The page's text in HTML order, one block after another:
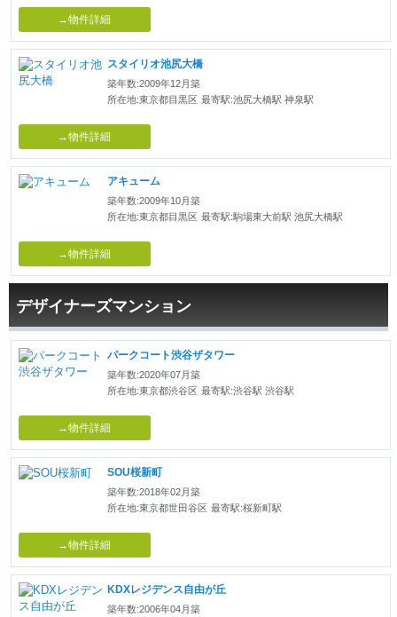
→物件詳細
スタイリオ池尻大橋
築年数:2009年12月築
所在地:東京都目黒区 最寄駅:池尻大橋駅 神泉駅
→物件詳細
アキューム
築年数:2009年10月築
所在地:東京都目黒区 最寄駅:駒場東大前駅 池尻大橋駅
→物件詳細
デザイナーズマンション
パークコート渋谷ザタワー
築年数:2020年07月築
所在地:東京都渋谷区 最寄駅:渋谷駅 渋谷駅
→物件詳細
SOU桜新町
築年数:2018年02月築
所在地:東京都世田谷区 最寄駅:桜新町駅
→物件詳細
KDXレジデンス自由が丘
築年数:2006年04月築